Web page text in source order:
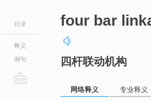
目录
释义
例句
four bar
四杆联动机构
网络释义 专业释义